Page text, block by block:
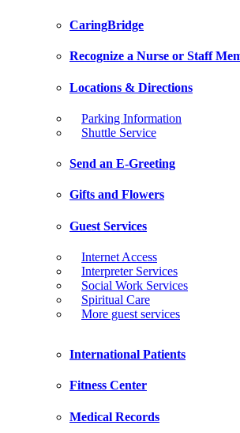
CaringBridge
Recognize a Nurse or Staff
Locations & Directions
Parking Information
Shuttle Service
Send an E-Greeting
Gifts and Flowers
Guest Services
Internet Access
Interpreter Services
Social Work Services
Spiritual Care
More guest services
International Patients
Fitness Center
Medical Records